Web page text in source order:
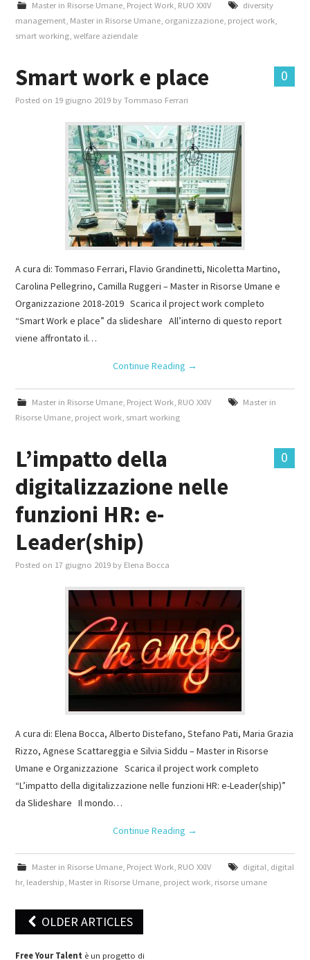
Master in Risorse Umane, Project Work, RUO XXIV
diversity
management Master in Risorse Umane organizzazione project work
smart working ,welfare aziendale
0
Smart work e place
Posted on 19 giugno 2019 byTommaso Ferrari
A cura di: Tommaso Ferrari, Flavio Grandinetti, Nicoletta Martino,
Carolina Pellegrino, Camilla Ruggeri – Master in Risorse Umane e
Organizzazione 2018-2019 Scarica il project work completo
“Smart Work e place” da slideshare All’interno di questo report
viene affrontato il…
Continue Reading →
Master in Risorse Umane, Project Work, RUO XXIV
Master in
Risorse Umane project work smart working
0
L’impatto della
digitalizzazione nelle
funzioni HR: e-
Leader(ship)
Posted on 17 giugno 2019 by Elena Bocca
A cura di: Elena Bocca, Alberto Distefano, Stefano Pati, Maria Grazia
Rizzo, Agnese Scattareggia e Silvia Siddu – Master in Risorse
Umane e Organizzazione Scarica il project work completo
“L’impatto della digitalizzazione nelle funzioni HR: e-Leader(ship)”
da Slideshare Il mondo…
Continue Reading →
Master in Risorse Umane, Project Work, RUO XXIV digital digital
hr, leadership Master in Risorse Umane project work risorse umane
Post navigation
OLDER ARTICLES
Free Your Talent è un progetto di